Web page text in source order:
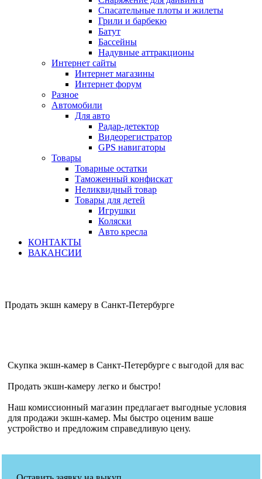
Спасательные плоты и жилеты
Грили и барбекю
Батут
Бассейны
Надувные аттракционы
Интернет сайты
Интернет магазины
Интернет форум
Разное
Автомобили
Для авто
Радар-детектор
Видеорегистратор
GPS навигаторы
Товары
Товарные остатки
Таможенный конфискат
Неликвидный товар
Товары для детей
Игрушки
Коляски
Авто кресла
КОНТАКТЫ
ВАКАНСИИ
Продать экшн камеру в Санкт-Петербурге
Скупка экшн-камер в Санкт-Петербурге с выгодой для вас
Продать экшн-камеру легко и быстро!
Наш комиссионный магазин предлагает выгодные условия
для продажи экшн-камер. Мы быстро оценим ваше
устройство и предложим справедливую цену.